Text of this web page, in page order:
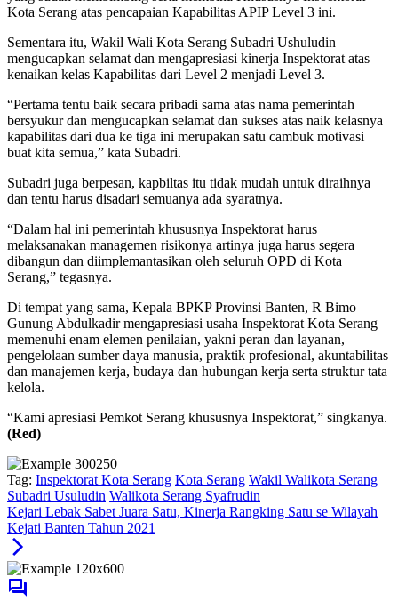
Kota Serang atas pencapaian Kapabilitas APIP Level 3 ini.
Sementara itu, Wakil Wali Kota Serang Subadri Ushuludin
mengucapkan selamat dan mengapresiasi kinerja Inspektorat atas
kenaikan kelas Kapabilitas dari Level 2 menjadi Level 3.
“Pertama tentu baik secara pribadi sama atas nama pemerintah
bersyukur dan mengucapkan selamat dan sukses atas naik kelasnya
kapabilitas dari dua ke tiga ini merupakan satu cambuk motivasi
buat kita semua,” kata Subadri.
Subadri juga berpesan, kapbiltas itu tidak mudah untuk diraihnya
dan tentu harus disadari semuanya ada syaratnya.
“Dalam hal ini pemerintah khususnya Inspektorat harus
melaksanakan managemen risikonya artinya juga harus segera
dibangun dan diimplemantasikan oleh seluruh OPD di Kota
Serang,” tegasnya.
Di tempat yang sama, Kepala BPKP Provinsi Banten, R Bimo
Gunung Abdulkadir mengapresiasi usaha Inspektorat Kota Serang
memenuhi enam elemen penilaian, yakni peran dan layanan,
pengelolaan sumber daya manusia, praktik profesional, akuntabilitas
dan manajemen kerja, budaya dan hubungan kerja serta struktur tata
kelola.
“Kami apresiasi Pemkot Serang khususnya Inspektorat,” singkanya.
(Red)
Tag: Inspektorat Kota Serang Kota Serang Wakil Walikota Serang
Subadri Usuludin Walikota Serang Syafrudin
Kejari Lebak Sabet Juara Satu, Kinerja Rangking Satu se Wilayah
Kejati Banten Tahun 2021